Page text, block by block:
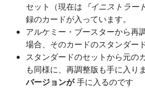
セット（現在は 『イニストラー
録のカードが入っています。
アルケミー・ブースターから再
場合、そのカードのスタンダー
スタンダードのセットから元の
も同様に、再調整版も手に入り
バージョンが手に入るのです